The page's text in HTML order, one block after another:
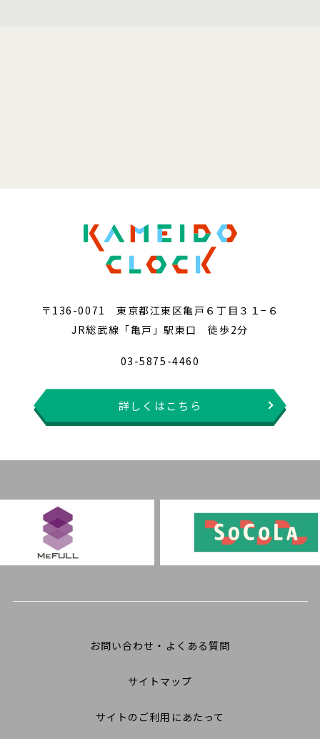
〒136-0071 東京都江東区亀戸６丁目３１−６
JR総武線「亀戸」駅東口 徒歩2分
03-5875-4460
詳しくはこちら
お問い合わせ・よくある質問
サイトマップ
サイトのご利用にあたって